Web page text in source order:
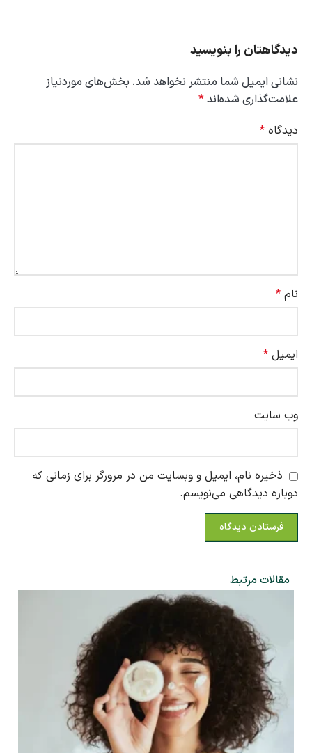
مقالات مرتبط
دیدگاهتان را بنویسید
نشانی ایمیل شما منتشر نخواهد شد. بخش‌های موردنیاز
علامت‌گذاری شده‌اند*
دیدگاه *
نام *
ایمیل *
وب‌ سایت
ذخیره نام، ایمیل و وبسایت من در مرورگر برای زمانی که
دوباره دیدگاهی می‌نویسم.